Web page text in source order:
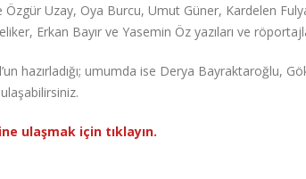
Özgür Uzay, Oya Burcu, Umut Güner, Kardelen
Erkan Bayır ve Yasemin Öz yazıları ve
hazırladığı; umumda ise Derya Bayraktaroğlu,
ulaşmak için tıklayın.